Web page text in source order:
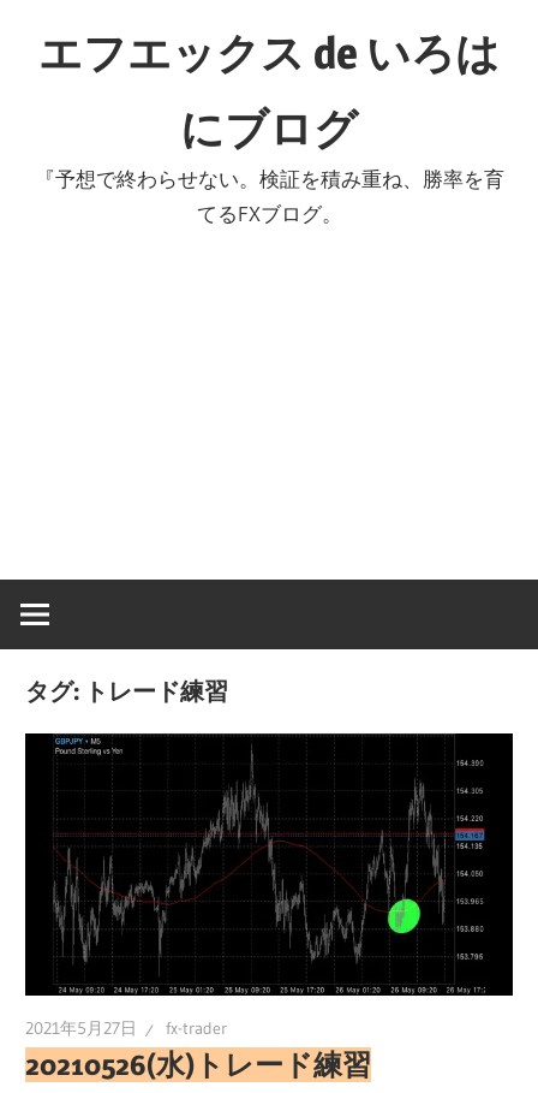
エフエックス de いろは
にブログ
『予想で終わらせない。検証を積み重ね、勝率を育
てるFXブログ。
タグ: トレード練習
2021年5月27日 fx-trader
20210526(水)トレード練習